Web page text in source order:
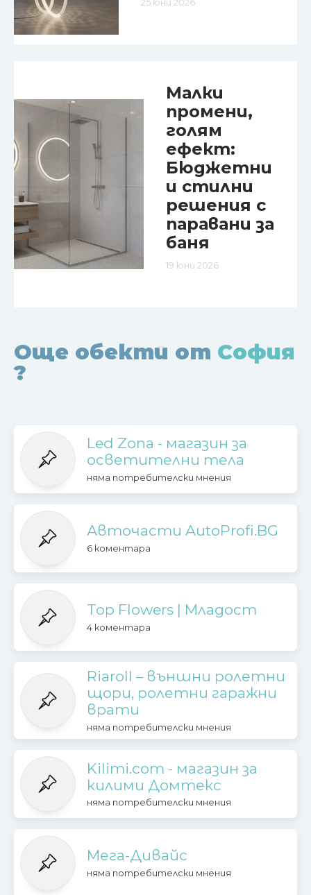
25 юни 2026
Малки
промени,
голям
ефект:
Бюджетни
и стилни
решения с
паравани за
баня
19 юни 2026
Още обекти от София
?
Led Zona - магазин за
осветителни тела
няма потребителски мнения
Авточасти AutoProfi.BG
6 коментара
Top Flowers | Младост
4 коментара
Riaroll – външни ролетни
щори, ролетни гаражни
врати
няма потребителски мнения
Kilimi.com - магазин за
килими Домтекс
няма потребителски мнения
Мега-Дивайс
няма потребителски мнения